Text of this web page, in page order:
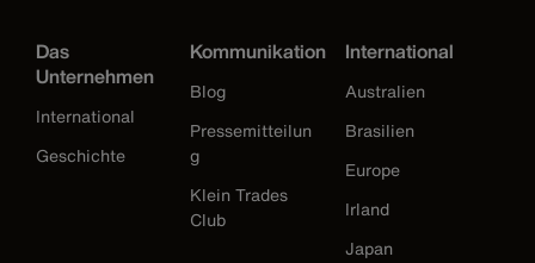
Das
Unternehmen
International
Geschichte
Kommunikation
Blog
Pressemitteilun
g
Klein Trades
Club
International
Australien
Brasilien
Europe
Irland
Japan